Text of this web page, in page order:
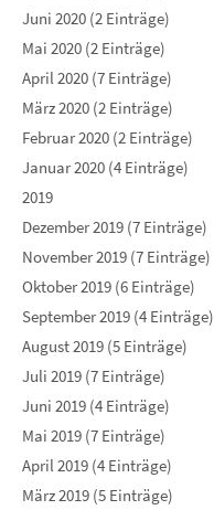
Juni 2020 (2 Einträge)
Mai 2020 (2 Einträge)
April 2020 (7 Einträge)
März 2020 (2 Einträge)
Februar 2020 (2 Einträge)
Januar 2020 (4 Einträge)
2019
Dezember 2019 (7 Einträge)
November 2019 (7 Einträge)
Oktober 2019 (6 Einträge)
September 2019 (4 Einträge)
August 2019 (5 Einträge)
Juli 2019 (7 Einträge)
Juni 2019 (4 Einträge)
Mai 2019 (7 Einträge)
April 2019 (4 Einträge)
März 2019 (5 Einträge)